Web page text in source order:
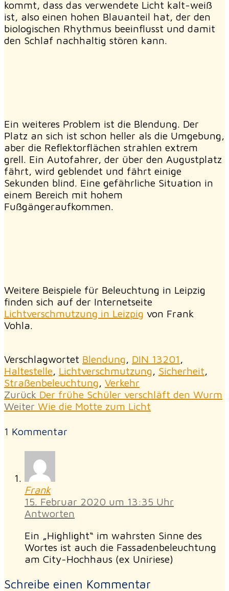
kommt, dass das verwendete Licht kalt-weiß
ist, also einen hohen Blauanteil hat, der den
biologischen Rhythmus beeinflusst und damit
den Schlaf nachhaltig stören kann.
Ein weiteres Problem ist die Blendung. Der
Platz an sich ist schon heller als die Umgebung,
aber die Reflektorflächen strahlen extrem
grell. Ein Autofahrer, der über den Augustplatz
fährt, wird geblendet und fährt einige
Sekunden blind. Eine gefährliche Situation in
einem Bereich mit hohem
Fußgängeraufkommen.
Weitere Beispiele für Beleuchtung in Leipzig
finden sich auf der Internetseite
Lichtverschmutzung in Leizpig von Frank
Vohla.
Verschlagwortet Blendung, DIN 13201,
Haltestelle, Lichtverschmutzung, Sicherheit,
Straßenbeleuchtung, Verkehr
Beitragsnavigation
Zurück Vorheriger
Beitrag:
Der frühe Schüler verschläft den Wurm
Weiter Nächster
Wie die Motte zum Licht
1 Kommentar
Frank
15. Februar 2020 um 13:35 Uhr
Antworten
Ein „Highlight“ im wahrsten Sinne des
Wortes ist auch die Fassadenbeleuchtung
am City-Hochhaus (ex Uniriese)
Schreibe einen Kommentar